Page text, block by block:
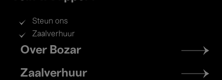
Steun ons
Zaalverhuur
Footer
menu
Over Bozar
Zaalverhuur